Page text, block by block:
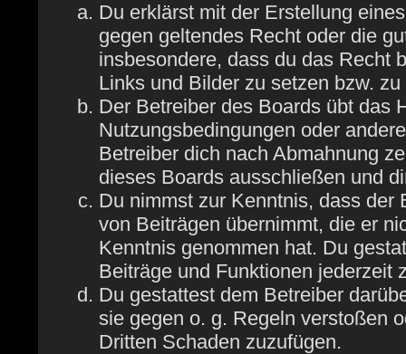
Du erklärst mit der Erstellung
gegen geltendes Recht oder die
insbesondere, dass du das Recht
Links und Bilder zu setzen bzw.
Der Betreiber des Boards übt das
Nutzungsbedingungen oder
Betreiber dich nach Abmahnung
dieses Boards ausschließen und
Du nimmst zur Kenntnis, dass der
von Beiträgen übernimmt, die er
Kenntnis genommen hat. Du
Beiträge und Funktionen jederzeit
Du gestattest dem Betreiber
sie gegen o. g. Regeln verstoßen
Dritten Schaden zuzufügen.